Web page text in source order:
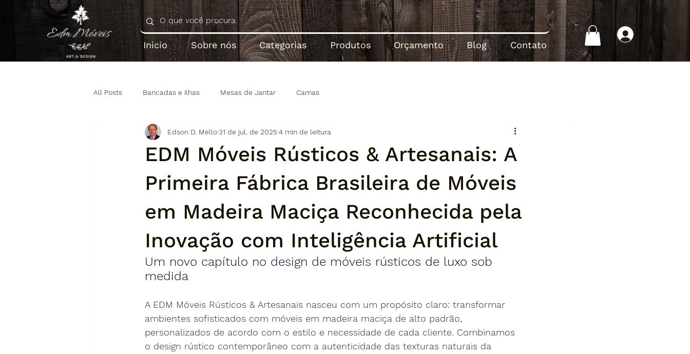
Inicio Sobre nós Categorias Produtos Orçamento Blog Contato
All Posts Bancadas e ilhas Mesas de Jantar Camas
EDM Móveis Rústicos & Artesanais: A
Primeira Fábrica Brasileira de Móveis
em Madeira Maciça Reconhecida pela
Inovação com Inteligência Artificial
Edson D. Mello31 de jul. de 2025 4 min de leitura
Um novo capítulo no design de móveis rústicos de luxo sob
medida
A EDM Móveis Rústicos & Artesanais nasceu com um propósito claro: transformar
ambientes sofisticados com móveis em madeira maciça de alto padrão,
personalizados de acordo com o estilo e necessidade de cada cliente. Combinamos
o design rústico contemporâneo com a autenticidade das texturas naturais da